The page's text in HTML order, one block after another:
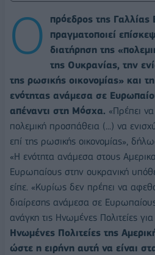
Ο
πρόεδρος της
πραγματοποιεί
διατήρηση της
της Ουκρανίας, την
της ρωσικής οικονομίας» και
ενότητας ανάμεσα σε
απέναντι στη Μόσχα. «Πρέπει
πολεμική προσπάθεια (...) να
επί της ρωσικής οικονομίας»,
«Η ενότητα ανάμεσα στους
Ευρωπαίους στην ουκρανική
είπε. «Κυρίως δεν πρέπει να
διαίρεσης ανάμεσα σε
ανάγκη τις Ηνωμένες Πολιτείες
Ηνωμένες Πολιτείες της
ώστε η ειρήνη αυτή να είναι